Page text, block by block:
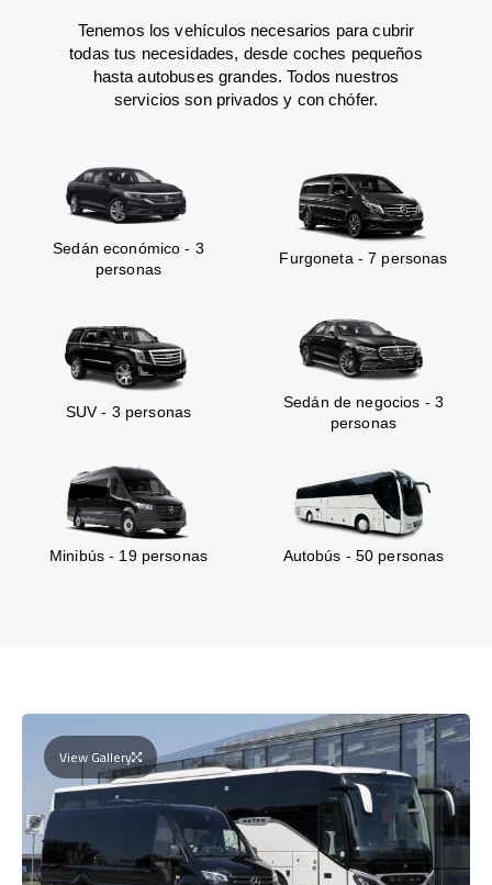
Tenemos los vehículos necesarios para cubrir
todas tus necesidades, desde coches pequeños
hasta autobuses grandes. Todos nuestros
servicios son privados y con chófer.
Sedán económico - 3
personas
Furgoneta - 7 personas
SUV - 3 personas
Sedán de negocios - 3
personas
Minibús - 19 personas Autobús - 50 personas
View Gallery